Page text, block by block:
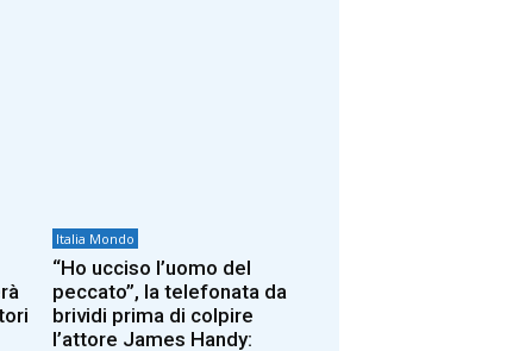
Italia Mondo
“Ho ucciso l’uomo del
peccato”, la telefonata da
brividi prima di colpire
l’attore James Handy: